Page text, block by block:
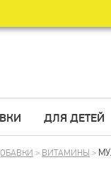
ДЛЯ ДЕТЕЙ
> ВИТАМИНЫ >